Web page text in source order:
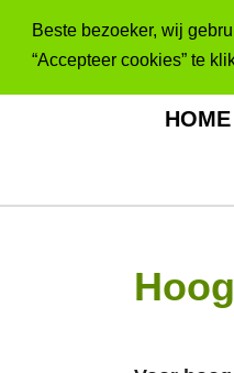
Beste bezoeker, wij
“Accepteer cookies” te
Ga
direct
HOME